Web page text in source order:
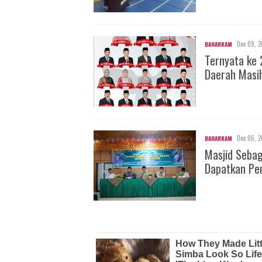
BAHARKAM Dec 09,
Ternyata ke
Daerah
BAHARKAM Dec 06,
Masjid
Dapatkan